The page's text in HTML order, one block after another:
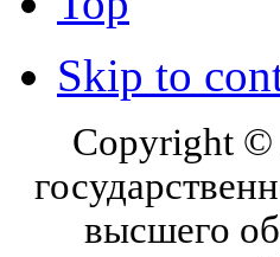
Skip to
Copyright ©
высшего